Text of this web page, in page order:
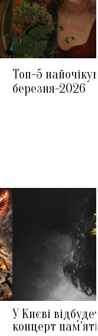
Топ-5
березня-2026
У Києві
концерт